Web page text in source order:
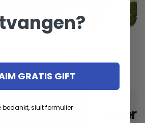
Stane?
GRATIS GIFT
bedankt, sluit formulier